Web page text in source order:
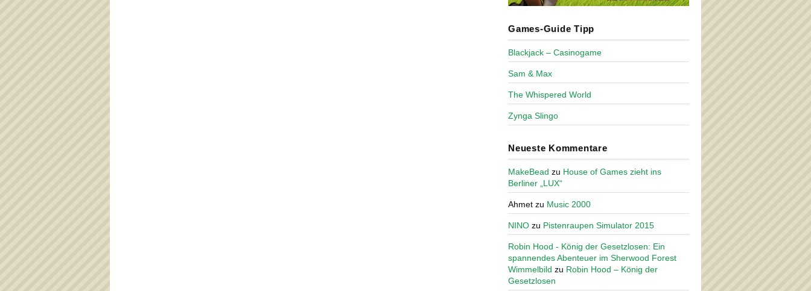
Games-Guide Tipp
Blackjack – Casinogame
Sam & Max
The Whispered World
Zynga Slingo
Neueste Kommentare
MakeBead zu House of Games zieht ins
Berliner „LUX“
Ahmet zu Music 2000
NINO zu Pistenraupen Simulator 2015
Robin Hood - König der Gesetzlosen: Ein
spannendes Abenteuer im Sherwood Forest
Wimmelbild zu Robin Hood – König der
Gesetzlosen